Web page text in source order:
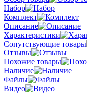
Набор
Комплект
Описание
Характеристики
Сопутствующие товары
Отзывы
Похожие товары
Наличие
Файлы
Видео